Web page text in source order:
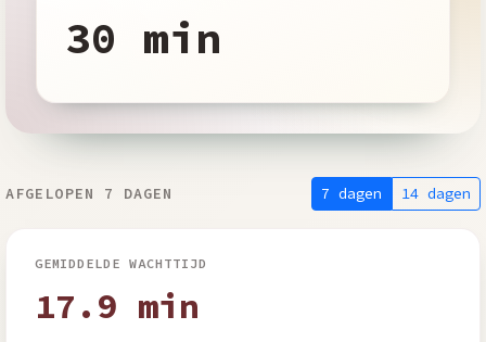
30 min
AFGELOPEN 7 DAGEN 7 dagen 14 dagen
GEMIDDELDE WACHTTIJD
17.9 min